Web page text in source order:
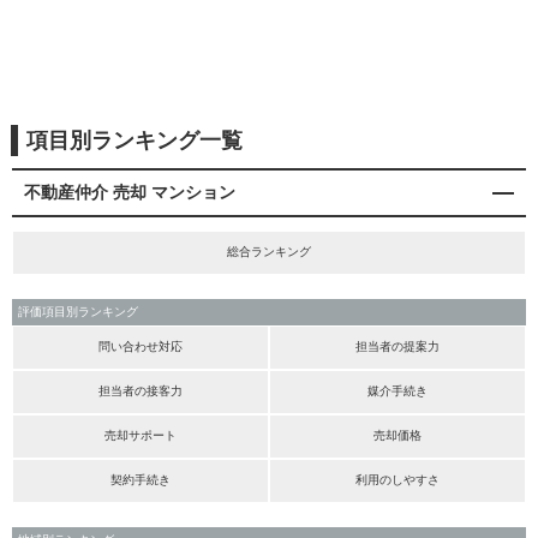
項目別ランキング一覧
不動産仲介 売却 マンション
総合ランキング
評価項目別ランキング
問い合わせ対応 担当者の提案力
担当者の接客力 媒介手続き
売却サポート 売却価格
契約手続き 利用のしやすさ